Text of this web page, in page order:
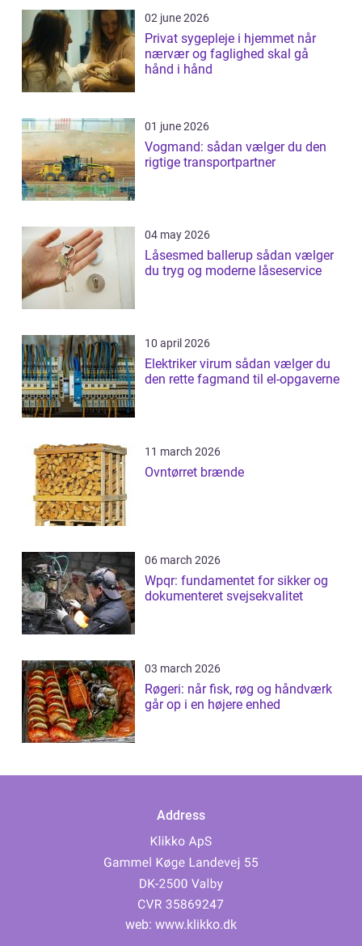
02 june 2026
Privat sygepleje i hjemmet når
nærvær og faglighed skal gå
hånd i hånd
01 june 2026
Vogmand: sådan vælger du den
rigtige transportpartner
04 may 2026
Låsesmed ballerup sådan vælger
du tryg og moderne låseservice
10 april 2026
Elektriker virum sådan vælger du
den rette fagmand til el-opgaverne
11 march 2026
Ovntørret brænde
06 march 2026
Wpqr: fundamentet for sikker og
dokumenteret svejsekvalitet
03 march 2026
Røgeri: når fisk, røg og håndværk
går op i en højere enhed
Address
web: www.klikko.dk